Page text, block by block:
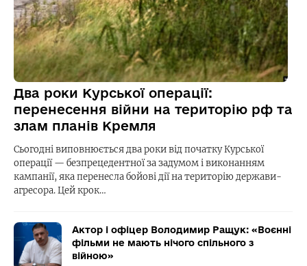
Два роки Курської операції:
перенесення війни на територію рф та
злам планів Кремля
Сьогодні виповнюється два роки від початку Курської
операції — безпрецедентної за задумом і виконанням
кампанії, яка перенесла бойові дії на територію держави-
агресора. Цей крок…
Актор і офіцер Володимир Ращук: «Воєнні
фільми не мають нічого спільного з
війною»